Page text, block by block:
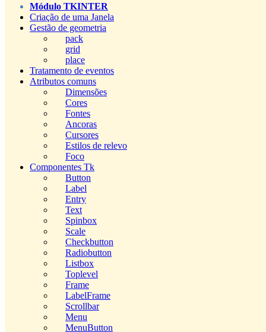
Módulo TKINTER
Criação de uma Janela
Gestão de geometria
pack
grid
place
Tratamento de eventos
Atributos comuns
Dimensões
Cores
Fontes
Ancoras
Cursores
Estilos de relevo
Foco
Componentes Tk
Button
Label
Entry
Text
Spinbox
Scale
Checkbutton
Radiobutton
Listbox
Toplevel
Frame
LabelFrame
Scrollbar
Menu
MenuButton